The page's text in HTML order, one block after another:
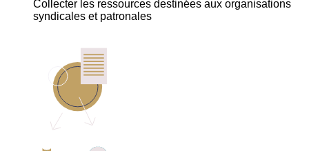
Collecter les ressources destinées aux organisations
syndicales et patronales